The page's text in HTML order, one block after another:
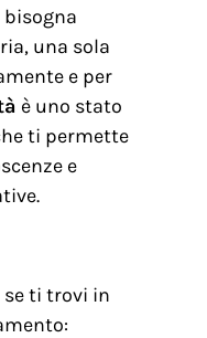
bisogna
una sola
e per
è uno stato
ti permette
e
ti trovi in